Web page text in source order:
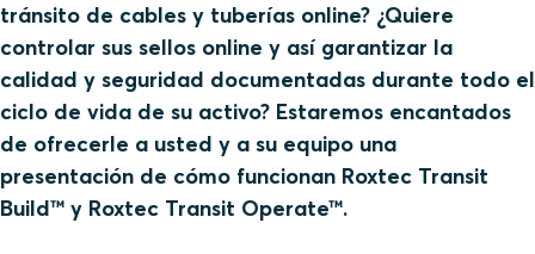
tránsito de cables y tuberías online? ¿Quiere
controlar sus sellos online y así garantizar la
calidad y seguridad documentadas durante todo el
ciclo de vida de su activo? Estaremos encantados
de ofrecerle a usted y a su equipo una
presentación de cómo funcionan Roxtec Transit
Build™ y Roxtec Transit Operate™.